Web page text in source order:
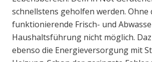
schnellstens geholfen werden. Ohne
funktionierende Frisch- und
Haushaltsführung nicht möglich.
ebenso die Energieversorgung mit